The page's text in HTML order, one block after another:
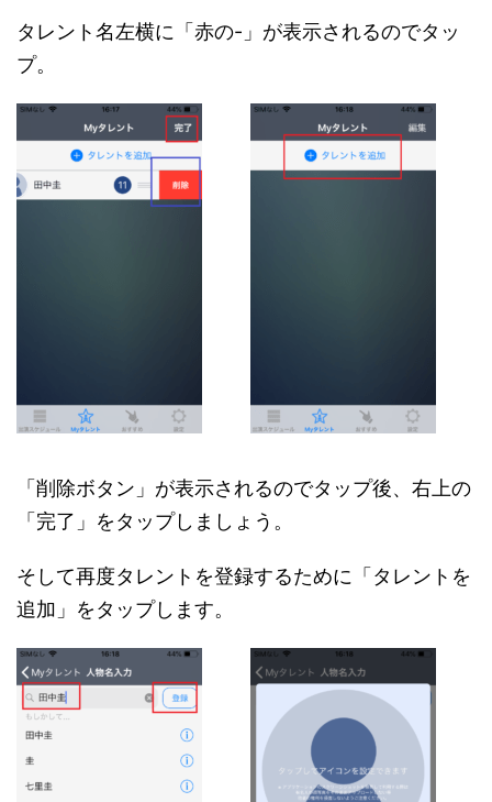
タレント名左横に「赤の-」が表示されるのでタッ
プ。
「削除ボタン」が表示されるのでタップ後、右上の
「完了」をタップしましょう。
そして再度タレントを登録するために「タレントを
追加」をタップします。